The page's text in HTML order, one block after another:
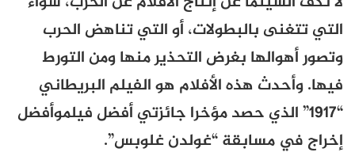
التي تتغنى بالبطولات، أو التي تناهض الحرب
وتصور أهوالها بغرض التحذير منها ومن التورط
فيها. وأحدث هذه الأفلام هو الفيلم البريطاني
“1917” الذي حصد مؤخرا جائزتي أفضل فيلموأفضل
إخراج في مسابقة “غولدن غلوبس”.